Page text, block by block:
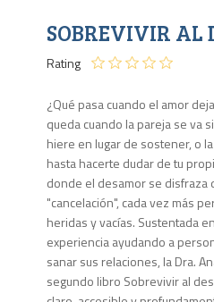
SOBREVIVIR AL
Rating
¿Qué pasa cuando el amor
queda cuando la pareja se va
hiere en lugar de sostener, o
hasta hacerte dudar de tu
donde el desamor se disfraza
"cancelación", cada vez más
heridas y vacías. Sustentada
experiencia ayudando a
sanar sus relaciones, la Dra.
segundo libro Sobrevivir al